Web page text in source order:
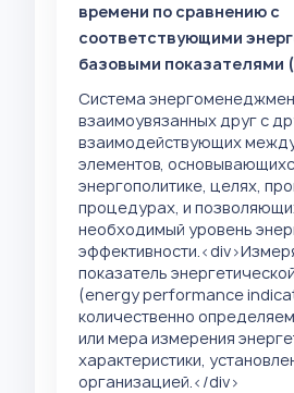
времени по сравнению с
соответствующими
базовыми показателями
Система
взаимоувязанных друг с
взаимодействующих
элементов,
энергополитике, целях,
процедурах, и
необходимый уровень
показатель
(energy performance
количественно
или мера измерения
характеристики,
организацией.</div>